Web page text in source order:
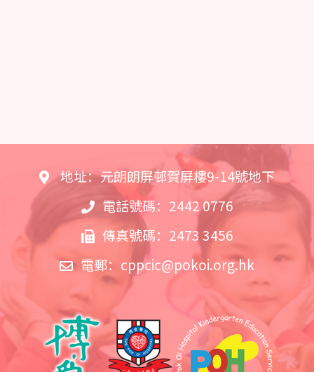
地址：元朗朗屏邨賀屏樓9-14號地下
電話號碼：2442 0776
傳真號碼：2473 3456
電郵： cppcic@pokoi.org.hk